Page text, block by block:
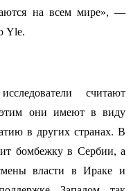
на всем мире», —
Yle.
считают
этим они имеют в виду
в других странах. В
бомбежку в Сербии, а
власти в Ираке и